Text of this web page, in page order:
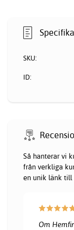
SKU:
ID:
Så hanterar vi
från verkliga
en unik länk till
Om